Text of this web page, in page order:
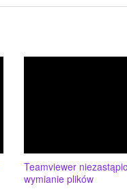
Teamviewer
wymianie plików